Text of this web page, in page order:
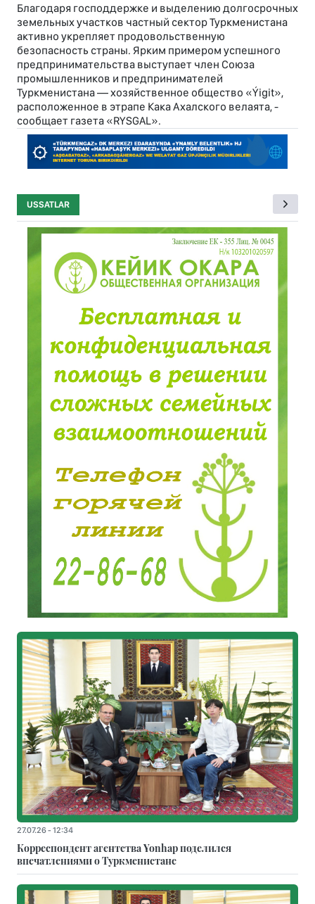
Благодаря господдержке и выделению долгосрочных
земельных участков частный сектор Туркменистана
активно укрепляет продовольственную
безопасность страны. Ярким примером успешного
предпринимательства выступает член Союза
промышленников и предпринимателей
Туркменистана — хозяйственное общество «Ýigit»,
расположенное в этрапе Кака Ахалского велаята, -
сообщает газета «RYSGAL».
USSATLAR
27.07.26 - 12:34
Корреспондент агентства Yonhap поделился
впечатлениями о Туркменистане